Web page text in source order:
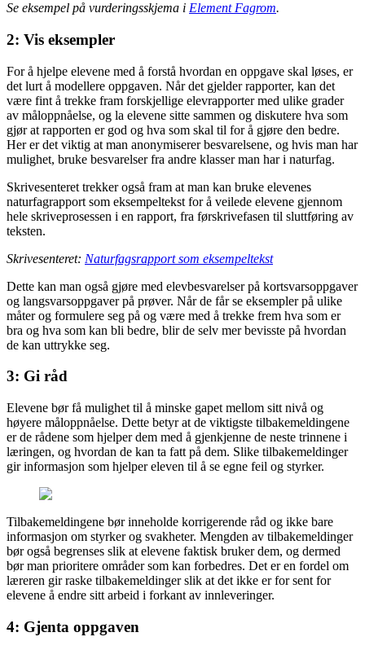
Se eksempel på vurderingsskjema i Element Fagrom.
2: Vis eksempler
For å hjelpe elevene med å forstå hvordan en oppgave skal løses, er
det lurt å modellere oppgaven. Når det gjelder rapporter, kan det
være fint å trekke fram forskjellige elevrapporter med ulike grader
av måloppnåelse, og la elevene sitte sammen og diskutere hva som
gjør at rapporten er god og hva som skal til for å gjøre den bedre.
Her er det viktig at man anonymiserer besvarelsene, og hvis man har
mulighet, bruke besvarelser fra andre klasser man har i naturfag.
Skrivesenteret trekker også fram at man kan bruke elevenes
naturfagrapport som eksempeltekst for å veilede elevene gjennom
hele skriveprosessen i en rapport, fra førskrivefasen til sluttføring av
teksten.
Skrivesenteret: Naturfagsrapport som eksempeltekst
Dette kan man også gjøre med elevbesvarelser på kortsvarsoppgaver
og langsvarsoppgaver på prøver. Når de får se eksempler på ulike
måter og formulere seg på og være med å trekke frem hva som er
bra og hva som kan bli bedre, blir de selv mer bevisste på hvordan
de kan uttrykke seg.
3: Gi råd
Elevene bør få mulighet til å minske gapet mellom sitt nivå og
høyere måloppnåelse. Dette betyr at de viktigste tilbakemeldingene
er de rådene som hjelper dem med å gjenkjenne de neste trinnene i
læringen, og hvordan de kan ta fatt på dem. Slike tilbakemeldinger
gir informasjon som hjelper eleven til å se egne feil og styrker.
Tilbakemeldingene bør inneholde korrigerende råd og ikke bare
informasjon om styrker og svakheter. Mengden av tilbakemeldinger
bør også begrenses slik at elevene faktisk bruker dem, og dermed
bør man prioritere områder som kan forbedres. Det er en fordel om
læreren gir raske tilbakemeldinger slik at det ikke er for sent for
elevene å endre sitt arbeid i forkant av innleveringer.
4: Gjenta oppgaven